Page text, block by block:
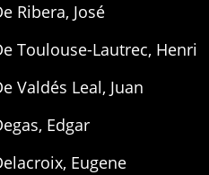
Ribera, José
Toulouse-Lautrec, Henri
Valdés Leal, Juan
Edgar
Eugene